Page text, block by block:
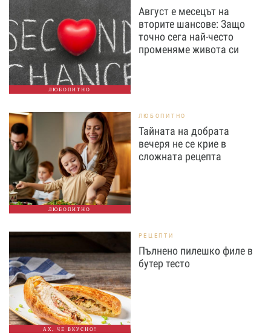
ЛЮБОПИТНО
Август е месецът на
вторите шансове: Защо
точно сега най-често
променяме живота си
ЛЮБОПИТНО
ЛЮБОПИТНО
Тайната на добрата
вечеря не се крие в
сложната рецепта
АХ, ЧЕ ВКУСНО!
РЕЦЕПТИ
Пълнено пилешко филе в
бутер тесто